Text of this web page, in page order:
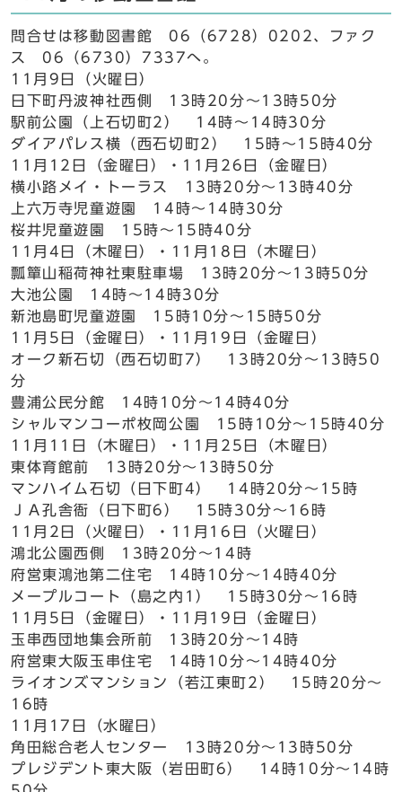
問合せは移動図書館 06（6728）0202、ファク
ス 06（6730）7337へ。
11月9日（火曜日）
日下町丹波神社西側 13時20分～13時50分
駅前公園（上石切町2） 14時～14時30分
ダイアパレス横（西石切町2） 15時～15時40分
11月12日（金曜日）・11月26日（金曜日）
横小路メイ・トーラス 13時20分～13時40分
上六万寺児童遊園 14時～14時30分
桜井児童遊園 15時～15時40分
11月4日（木曜日）・11月18日（木曜日）
瓢簞山稲荷神社東駐車場 13時20分～13時50分
大池公園 14時～14時30分
新池島町児童遊園 15時10分～15時50分
11月5日（金曜日）・11月19日（金曜日）
オーク新石切（西石切町7） 13時20分～13時50
分
豊浦公民分館 14時10分～14時40分
シャルマンコーポ枚岡公園 15時10分～15時40分
11月11日（木曜日）・11月25日（木曜日）
東体育館前 13時20分～13時50分
マンハイム石切（日下町4） 14時20分～15時
ＪＡ孔舎衙（日下町6） 15時30分～16時
11月2日（火曜日）・11月16日（火曜日）
鴻北公園西側 13時20分～14時
府営東鴻池第二住宅 14時10分～14時40分
メープルコート（島之内1） 15時30分～16時
11月5日（金曜日）・11月19日（金曜日）
玉串西団地集会所前 13時20分～14時
府営東大阪玉串住宅 14時10分～14時40分
ライオンズマンション（若江東町2） 15時20分～
16時
11月17日（水曜日）
角田総合老人センター 13時20分～13時50分
プレジデント東大阪（岩田町6） 14時10分～14時